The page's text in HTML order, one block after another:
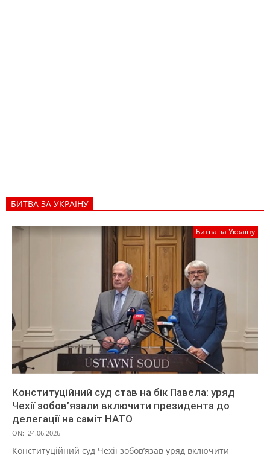
БИТВА ЗА УКРАЇНУ
Битва за Україну
Конституційний суд став на бік Павела: уряд
Чехії зобов’язали включити президента до
делегації на саміт НАТО
ON: 24.06.2026
Конституційний суд Чехії зобов’язав уряд включити